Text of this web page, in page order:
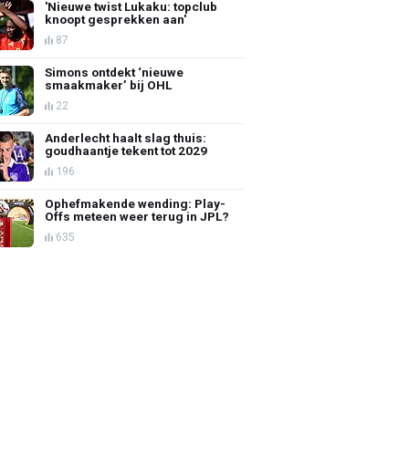
'Nieuwe twist Lukaku: topclub
knoopt gesprekken aan'
87
Simons ontdekt ‘nieuwe
smaakmaker’ bij OHL
22
Anderlecht haalt slag thuis:
goudhaantje tekent tot 2029
196
Ophefmakende wending: Play-
Offs meteen weer terug in JPL?
635